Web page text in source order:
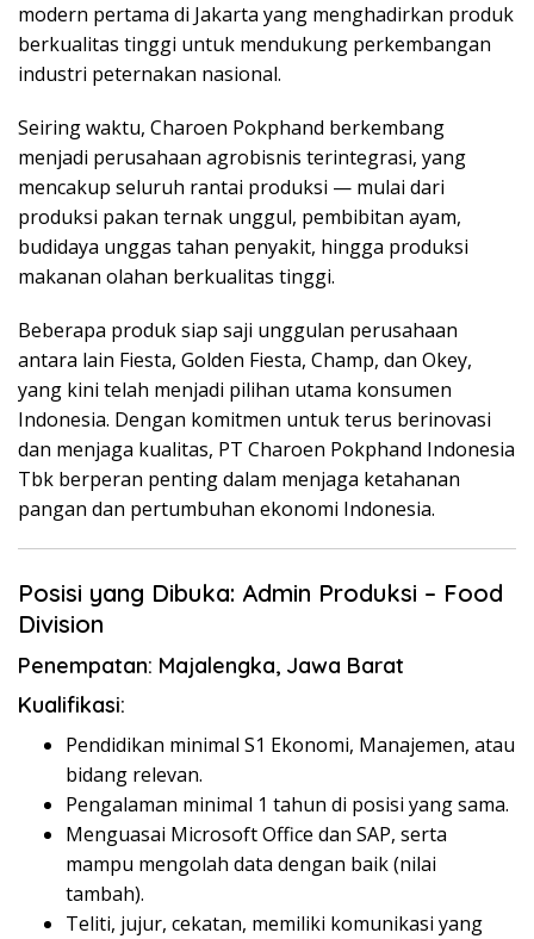
modern pertama di Jakarta yang menghadirkan produk
berkualitas tinggi untuk mendukung perkembangan
industri peternakan nasional.
Seiring waktu, Charoen Pokphand berkembang
menjadi perusahaan agrobisnis terintegrasi, yang
mencakup seluruh rantai produksi — mulai dari
produksi pakan ternak unggul, pembibitan ayam,
budidaya unggas tahan penyakit, hingga produksi
makanan olahan berkualitas tinggi.
Beberapa produk siap saji unggulan perusahaan
antara lain Fiesta, Golden Fiesta, Champ, dan Okey,
yang kini telah menjadi pilihan utama konsumen
Indonesia. Dengan komitmen untuk terus berinovasi
dan menjaga kualitas, PT Charoen Pokphand Indonesia
Tbk berperan penting dalam menjaga ketahanan
pangan dan pertumbuhan ekonomi Indonesia.
Posisi yang Dibuka: Admin Produksi – Food
Division
Penempatan: Majalengka, Jawa Barat
Kualifikasi:
Pendidikan minimal S1 Ekonomi, Manajemen, atau
bidang relevan.
Pengalaman minimal 1 tahun di posisi yang sama.
Menguasai Microsoft Office dan SAP, serta
mampu mengolah data dengan baik (nilai
tambah).
Teliti, jujur, cekatan, memiliki komunikasi yang